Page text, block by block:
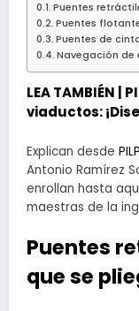
Puentes
Puentes
Puentes de
Navegación de
LEA TAMBIÉN |
viaductos:
Explican desde
Antonio Ramírez
enrollan hasta
maestras de la
Puentes
que se